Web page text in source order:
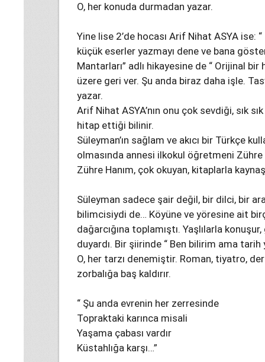
O, her konuda durmadan yazar.
Yine lise 2’de hocası Arif Nihat ASYA ise:
küçük eserler yazmayı dene ve bana
Mantarları” adlı hikayesine de “ Orijinal
üzere geri ver. Şu anda biraz daha işle.
yazar.
Arif Nihat ASYA’nın onu çok sevdiği, sık
hitap ettiği bilinir.
Süleyman’ın sağlam ve akıcı bir Türkçe
olmasında annesi ilkokul öğretmeni Zühre
Zühre Hanım, çok okuyan, kitaplarla
Süleyman sadece şair değil, bir dilci, bir
bilimcisiydi de… Köyüne ve yöresine ait
dağarcığına toplamıştı. Yaşlılarla
duyardı. Bir şiirinde “ Ben bilirim ama tarih
O, her tarzı denemiştir. Roman, tiyatro,
zorbalığa baş kaldırır.
“ Şu anda evrenin her zerresinde
Topraktaki karınca misali
Yaşama çabası vardır
Küstahlığa karşı…”